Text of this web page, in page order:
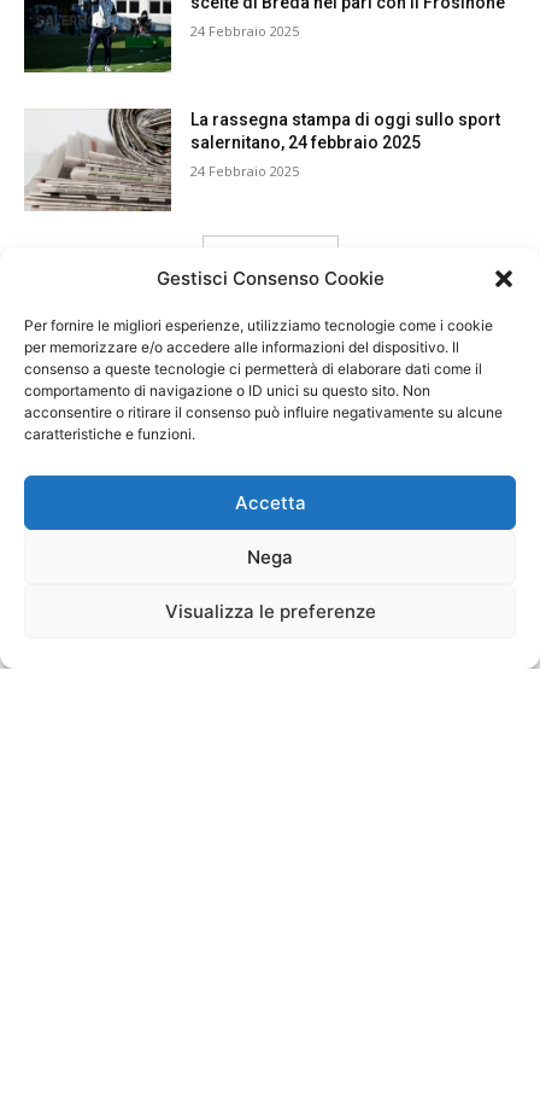
Gestisci Consenso Cookie
Per fornire le migliori esperienze, utilizziamo tecnologie come i cookie
per memorizzare e/o accedere alle informazioni del dispositivo. Il
consenso a queste tecnologie ci permetterà di elaborare dati come il
comportamento di navigazione o ID unici su questo sito. Non
acconsentire o ritirare il consenso può influire negativamente su alcune
caratteristiche e funzioni.
Accetta
Nega
Visualizza le preferenze
24 Febbraio 2025
La rassegna stampa di oggi sullo sport
salernitano, 24 febbraio 2025
24 Febbraio 2025